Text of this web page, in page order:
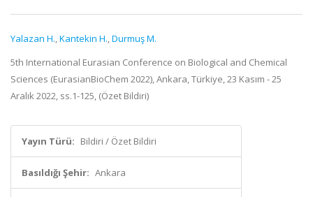
Yalazan H.,Kantekin H.,Durmuş M.
5th International Eurasian Conference on Biological and Chemical
Sciences (EurasianBioChem 2022), Ankara, Türkiye, 23 Kasım - 25
Aralık 2022, ss.1-125, (Özet Bildiri)
Yayın Türü: Bildiri / Özet Bildiri
Basıldığı Şehir: Ankara